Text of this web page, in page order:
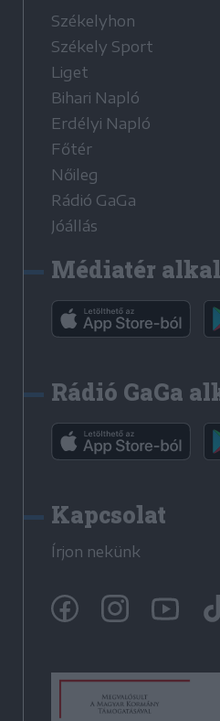
Székelyhon
Székely Sport
Liget
Bihari Napló
Erdélyi Napló
Főtér
Nőileg
Rádió GaGa
Jóállás
Médiatér
Rádió GaGa
Kapcsolat
Írjon nekünk